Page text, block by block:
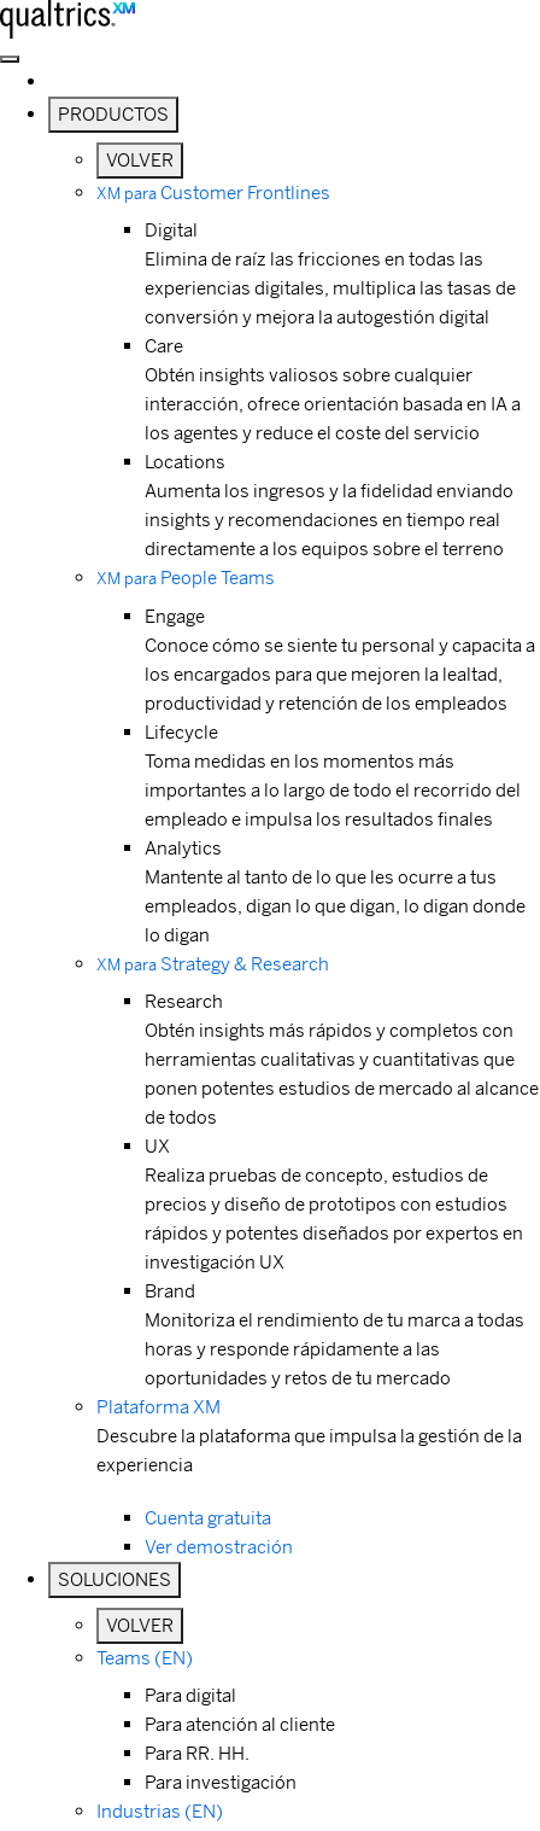
Saltar al contenido principal
PRODUCTOS
VOLVER
XM para Customer Frontlines
Digital
Elimina de raíz las fricciones en todas las
experiencias digitales, multiplica las tasas de
conversión y mejora la autogestión digital
Care
Obtén insights valiosos sobre cualquier
interacción, ofrece orientación basada en IA a
los agentes y reduce el coste del servicio
Locations
Aumenta los ingresos y la fidelidad enviando
insights y recomendaciones en tiempo real
directamente a los equipos sobre el terreno
XM para People Teams
Engage
Conoce cómo se siente tu personal y capacita a
los encargados para que mejoren la lealtad,
productividad y retención de los empleados
Lifecycle
Toma medidas en los momentos más
importantes a lo largo de todo el recorrido del
empleado e impulsa los resultados finales
Analytics
Mantente al tanto de lo que les ocurre a tus
empleados, digan lo que digan, lo digan donde
lo digan
XM para Strategy & Research
Research
Obtén insights más rápidos y completos con
herramientas cualitativas y cuantitativas que
ponen potentes estudios de mercado al alcance
de todos
UX
Realiza pruebas de concepto, estudios de
precios y diseño de prototipos con estudios
rápidos y potentes diseñados por expertos en
investigación UX
Brand
Monitoriza el rendimiento de tu marca a todas
horas y responde rápidamente a las
oportunidades y retos de tu mercado
Plataforma XM
Descubre la plataforma que impulsa la gestión de la
experiencia
Cuenta gratuita
Ver demostración
SOLUCIONES
VOLVER
Teams (EN)
Para digital
Para atención al cliente
Para RR. HH.
Para investigación
Industrias (EN)